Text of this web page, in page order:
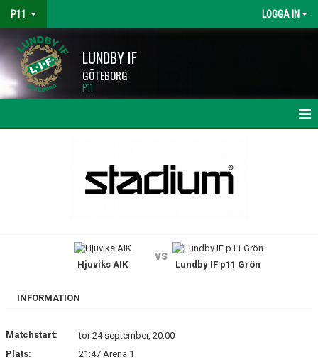
P11 LOGGA IN
LUNDBY IF
GÖTEBORG
P11
BILDGALLERI
KONTAKT
Hjuviks AIK
vs
Lundby IF p11 Grön
INFORMATION
Matchstart:
tor 24 september, 20:00
Plats:
21:47 Arena 1